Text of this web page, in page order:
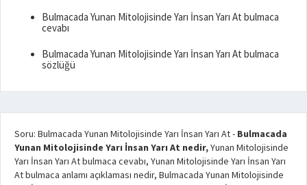
Bulmacada Yunan Mitolojisinde Yarı İnsan Yarı At bulmaca
cevabı
Bulmacada Yunan Mitolojisinde Yarı İnsan Yarı At bulmaca
sözlüğü
Soru: Bulmacada Yunan Mitolojisinde Yarı İnsan Yarı At- Bulmacada
Yunan Mitolojisinde Yarı İnsan Yarı At nedir,Yunan Mitolojisinde
Yarı İnsan Yarı At bulmaca cevabı, Yunan Mitolojisinde Yarı İnsan Yarı
At bulmaca anlamı açıklaması nedir, Bulmacada Yunan Mitolojisinde